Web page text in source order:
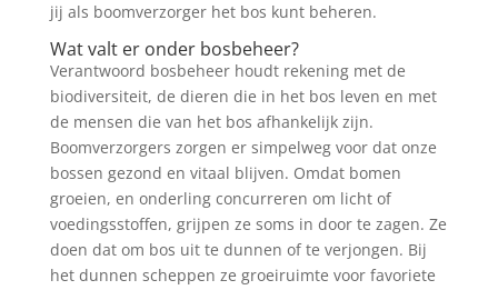
jij als boomverzorger het bos kunt beheren.
Wat valt er onder bosbeheer?
Verantwoord bosbeheer houdt rekening met de
biodiversiteit, de dieren die in het bos leven en met
de mensen die van het bos afhankelijk zijn.
Boomverzorgers zorgen er simpelweg voor dat onze
bossen gezond en vitaal blijven. Omdat bomen
groeien, en onderling concurreren om licht of
voedingsstoffen, grijpen ze soms in door te zagen. Ze
doen dat om bos uit te dunnen of te verjongen. Bij
het dunnen scheppen ze groeiruimte voor favoriete